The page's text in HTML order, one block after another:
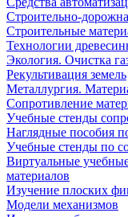
Строительно-
Строительные
Технологии
Экология. Очистка
Рекультивация земель
Металлургия.
Сопротивление
Учебные стенды
Наглядные пособия
Учебные стенды по
Виртуальные
материалов
Изучение плоских
Модели механизмов